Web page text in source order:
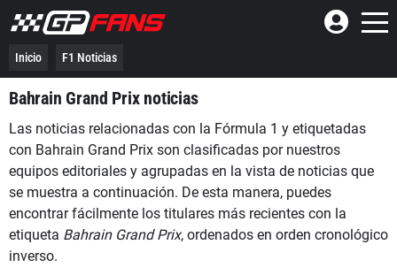
Inicio F1 Noticias
Bahrain Grand Prix noticias
Las noticias relacionadas con la Fórmula 1 y etiquetadas
con Bahrain Grand Prix son clasificadas por nuestros
equipos editoriales y agrupadas en la vista de noticias que
se muestra a continuación. De esta manera, puedes
encontrar fácilmente los titulares más recientes con la
etiqueta Bahrain Grand Prix, ordenados en orden cronológico
inverso.